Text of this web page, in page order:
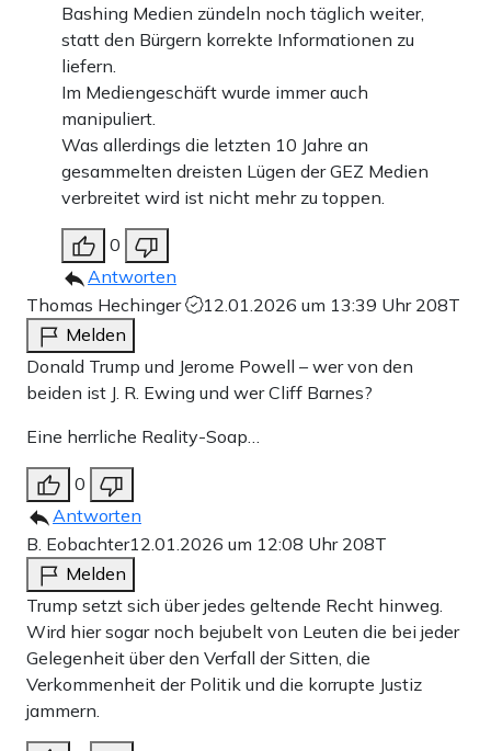
Bashing Medien zündeln noch täglich weiter,
statt den Bürgern korrekte Informationen zu
liefern.
Im Mediengeschäft wurde immer auch
manipuliert.
Was allerdings die letzten 10 Jahre an
gesammelten dreisten Lügen der GEZ Medien
verbreitet wird ist nicht mehr zu toppen.
0
Antworten
Thomas Hechinger
12.01.2026 um 13:39 Uhr 208T
Melden
Donald Trump und Jerome Powell – wer von den
beiden ist J. R. Ewing und wer Cliff Barnes?
Eine herrliche Reality-Soap…
0
Antworten
B. Eobachter12.01.2026 um 12:08 Uhr 208T
Melden
Trump setzt sich über jedes geltende Recht hinweg.
Wird hier sogar noch bejubelt von Leuten die bei jeder
Gelegenheit über den Verfall der Sitten, die
Verkommenheit der Politik und die korrupte Justiz
jammern.